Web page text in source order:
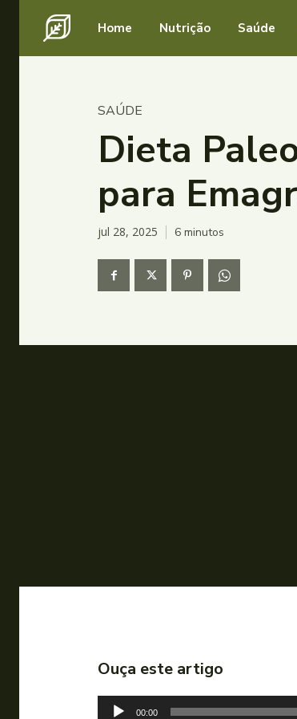
Home Nutrição Saúde
SAÚDE
Dieta
para
jul 28, 2025 6 minutos
Ouça este artigo
00:00